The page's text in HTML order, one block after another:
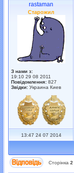
rastaman
Старожил
З нами з:
19:10 29 08 2011
Повідомлення: 827
Звідки: Украина Киев
13:47 24 07 2014
Сторінка 2